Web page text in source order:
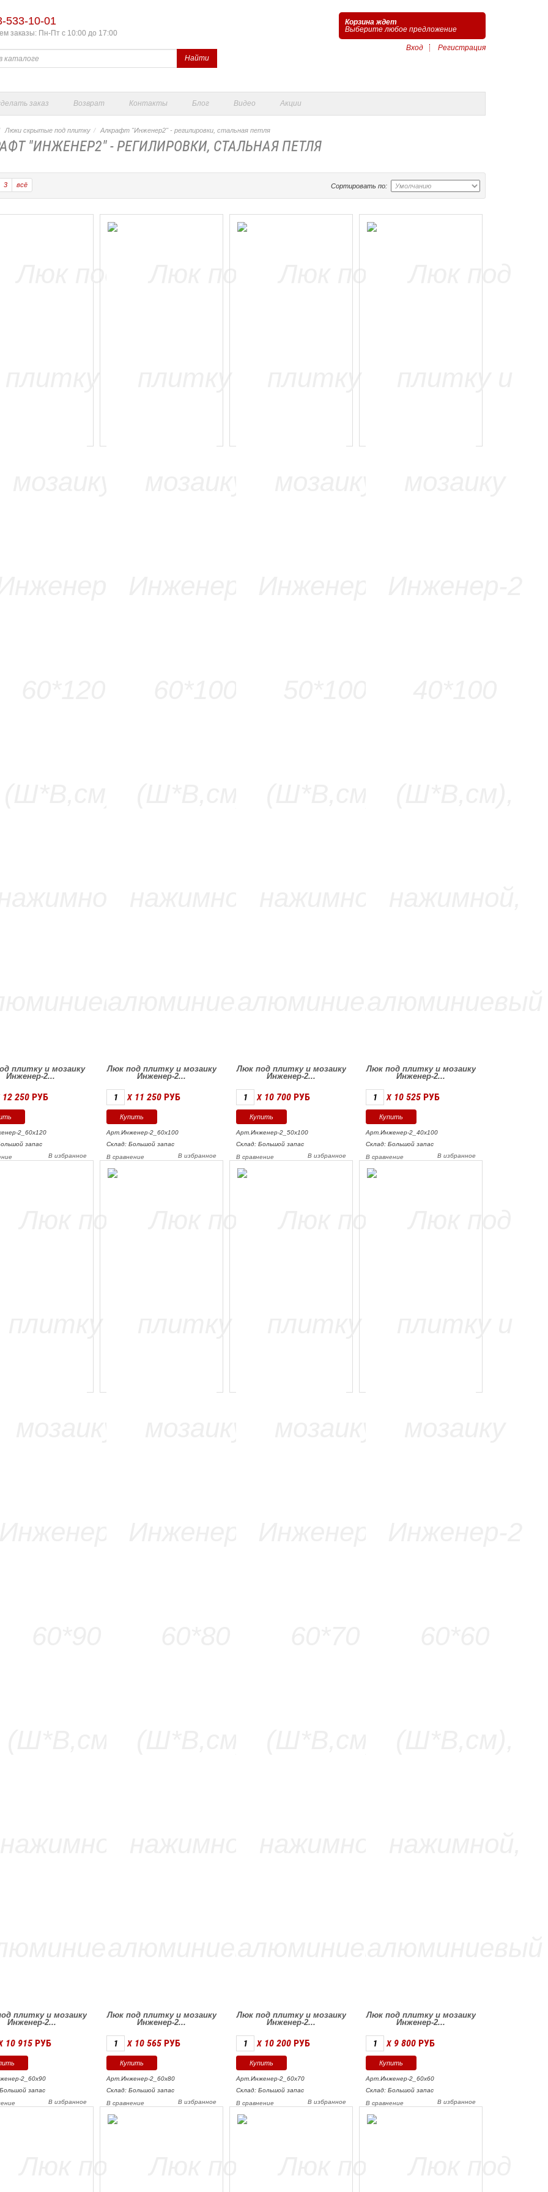
533-10-01
заказы: Пн-Пт с 10:00 до 17:00
Корзина ждет
Выберите любое предложение
Найти
Вход Регистрация
заказ Возврат Контакты Блог Видео Акции
Люки скрытые под плитку Алкрафт "Инженер2" - регилировки, стальная петля
"ИНЖЕНЕР2" - РЕГИЛИРОВКИ, СТАЛЬНАЯ ПЕТЛЯ
Сортировать по:
3 всё
плитку и мозаику
Инженер-2...
12 250 РУБ
2_60х120
запас
В избранное
Люк под плитку и мозаику
Инженер-2...
X 11 250 РУБ
Арт.Инженер-2_60х100
Склад: Большой запас
В избранное
В сравнение
Люк под плитку и мозаику
Инженер-2...
X 10 700 РУБ
Арт.Инженер-2_50х100
Склад: Большой запас
В избранное
В сравнение
Люк под плитку и мозаику
Инженер-2...
X 10 525 РУБ
Арт.Инженер-2_40х100
Склад: Большой запас
В избранное
В сравнение
плитку и мозаику
Инженер-2...
10 915 РУБ
2_60х90
запас
В избранное
Люк под плитку и мозаику
Инженер-2...
X 10 565 РУБ
Арт.Инженер-2_60х80
Склад: Большой запас
В избранное
В сравнение
Люк под плитку и мозаику
Инженер-2...
X 10 200 РУБ
Арт.Инженер-2_60х70
Склад: Большой запас
В избранное
В сравнение
Люк под плитку и мозаику
Инженер-2...
X 9 800 РУБ
Арт.Инженер-2_60х60
Склад: Большой запас
В избранное
В сравнение